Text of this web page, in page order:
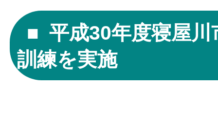
平成30年度寝屋
訓練を実施